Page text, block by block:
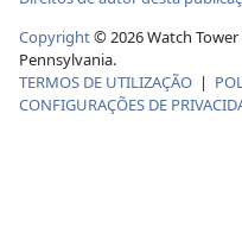
Copyright© 2026 Watch
Pennsylvania.
TERMOS DE UTILIZAÇÃO |
CONFIGURAÇÕES DE